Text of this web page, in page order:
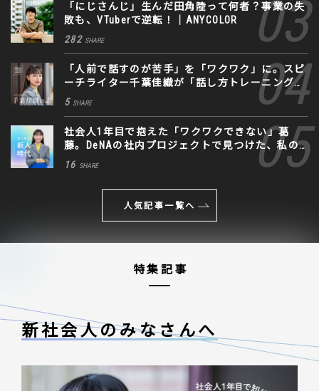
「にじさんじ」生んだ田角陸って何者？事業の失
敗も、VTuberで逆転！｜ANYCOLOR
282 SHARE
「人前で話すのが苦手」を「ワクワク」に。スピ
ーチライター千葉佳織が「話し方トレーニング」
に込めた思い
5 SHARE
社会人1年目で抱えた「ワクワクできない」葛
藤。DeNAの社内プロジェクトで見つけた、私の
生きる道
16 SHARE
人気記事一覧へ
特集記事
新社会人のみなさんへ